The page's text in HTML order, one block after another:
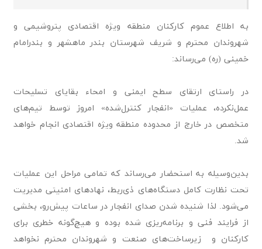
به اطلاع عموم کارکنان منطقه ویژه اقتصادی پتروشیمی و
شهروندان محترم و شریف شهرستان بندر ماهشهر و بندرامام
خمینی (ره) می‌رساند:
در راستای ارتقای سطح ایمنی و امحاء بقایای تسلیحات
عمل‌نکرده، عملیات «انفجار کنترل‌شده» امروز توسط تیم‌های
متخصص در خارج از محدوده منطقه ویژه اقتصادی انجام خواهد
شد.
بدین‌وسیله به استحضار می‌رساند که تمامی مراحل این عملیات
تحت نظارت کامل دستگاه‌های ذی‌ربط، نهادهای امنیتی مدیریت
می‌شود. لذا شنیده شدن صدای انفجار در ساعات پیش‌رو، بخشی
از فرایند فنی و برنامه‌ریزی شده بوده و هیچ‌گونه خطری برای
کارکنان و زیرساخت‌های صنعت و شهروندان محترم نخواهد